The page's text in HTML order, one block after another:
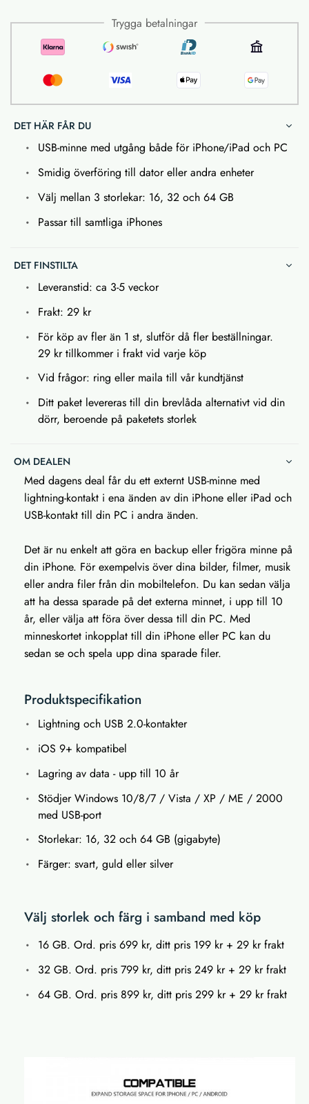
Trygga betalningar
DET HÄR FÅR DU
USB-minne med utgång både för iPhone/iPad och PC
Smidig överföring till dator eller andra enheter
Välj mellan 3 storlekar: 16, 32 och 64 GB
Passar till samtliga iPhones
DET FINSTILTA
Leveranstid: ca 3-5 veckor
Frakt: 29 kr
För köp av fler än 1 st, slutför då fler beställningar.
29 kr tillkommer i frakt vid varje köp
Vid frågor: ring eller maila till vår kundtjänst
Ditt paket levereras till din brevlåda alternativt vid din
dörr, beroende på paketets storlek
OM DEALEN
Med dagens deal får du ett externt USB-minne med
lightning-kontakt i ena änden av din iPhone eller iPad och
USB-kontakt till din PC i andra änden.
Det är nu enkelt att göra en backup eller frigöra minne på
din iPhone. För exempelvis över dina bilder, filmer, musik
eller andra filer från din mobiltelefon. Du kan sedan välja
att ha dessa sparade på det externa minnet, i upp till 10
år, eller välja att föra över dessa till din PC. Med
minneskortet inkopplat till din iPhone eller PC kan du
sedan se och spela upp dina sparade filer.
Produktspecifikation
Lightning och USB 2.0-kontakter
iOS 9+ kompatibel
Lagring av data - upp till 10 år
Stödjer Windows 10/8/7 / Vista / XP / ME / 2000
med USB-port
Storlekar: 16, 32 och 64 GB (gigabyte)
Färger: svart, guld eller silver
Välj storlek och färg i samband med köp
16 GB. Ord. pris 699 kr, ditt pris 199 kr + 29 kr frakt
32 GB. Ord. pris 799 kr, ditt pris 249 kr + 29 kr frakt
64 GB. Ord. pris 899 kr, ditt pris 299 kr + 29 kr frakt